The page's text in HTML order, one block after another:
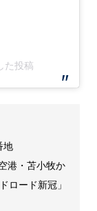
た投稿
地
港・苫小牧か
ロード新冠」